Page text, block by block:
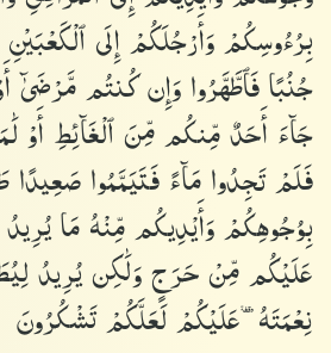
بِرُءُوسِكُمْوَأَرْجُلَكُمْإِلَىٱلْكَعْبَيْنِ
جُنُبًافَٱطَّهَّرُوا۟وَإِنكُنتُممَّرْضَىٰٓ
جَآءَأَحَدٌمِّنكُممِّنَٱلْغَآئِطِأَوْ
فَلَمْتَجِدُوا۟مَآءًفَتَيَمَّمُوا۟صَعِيدًا
بِوُجُوهِكُمْوَأَيْدِيكُممِّنْهُمَايُرِيدُ
عَلَيْكُممِّنْحَرَجٍوَلَٰكِنيُرِيدُ
نِعْمَتَهُۥعَلَيْكُمْلَعَلَّكُمْتَشْكُرُونَ